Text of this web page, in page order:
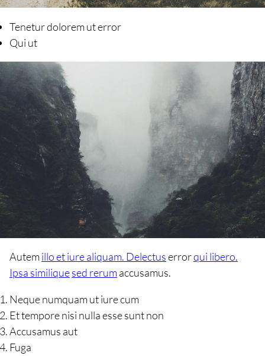
Tenetur dolorem ut error
Qui ut
Autemillo et iure aliquam. Delectuserrorqui libero.
Ipsa similiquesed rerumaccusamus.
Neque numquam ut iure cum
Et tempore nisi nulla esse sunt non
Accusamus aut
Fuga